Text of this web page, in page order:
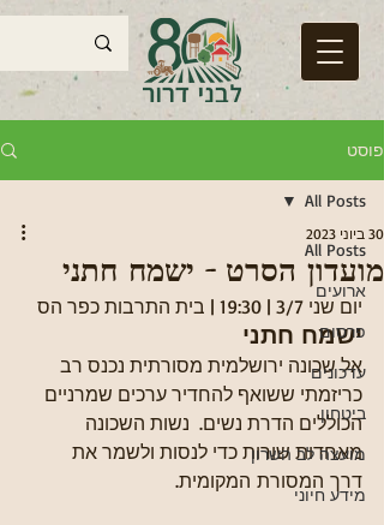
פוסט
All Posts
ארועים
פרסום
עדכונים
ביטחון
מועצה לב השרון
מידע חיוני
All Posts
מועדון הסרט - ישמח חתני
30 ביוני 2023
יום שני 3/7 | 19:30 | בית התרבות כפר הס
ישמח חתני
אל שכונה ירושלמית מסורתית נכנס רב
כריזמתי ששואף להחדיר ערכים שמרניים
הכוללים הדרת נשים.  נשות השכונה
מאחדות שורות כדי לנסות ולשמר את
דרך המסורת המקומית.